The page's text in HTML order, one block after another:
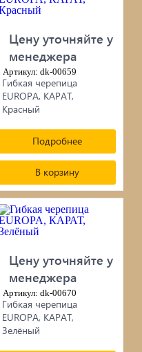
Цену уточняйте у
менеджера
Артикул: dk-00659
Гибкая черепица
EUROPA, КАРАТ,
Красный
Подробнее
В корзину
Цену уточняйте у
менеджера
Артикул: dk-00670
Гибкая черепица
EUROPA, КАРАТ,
Зелёный